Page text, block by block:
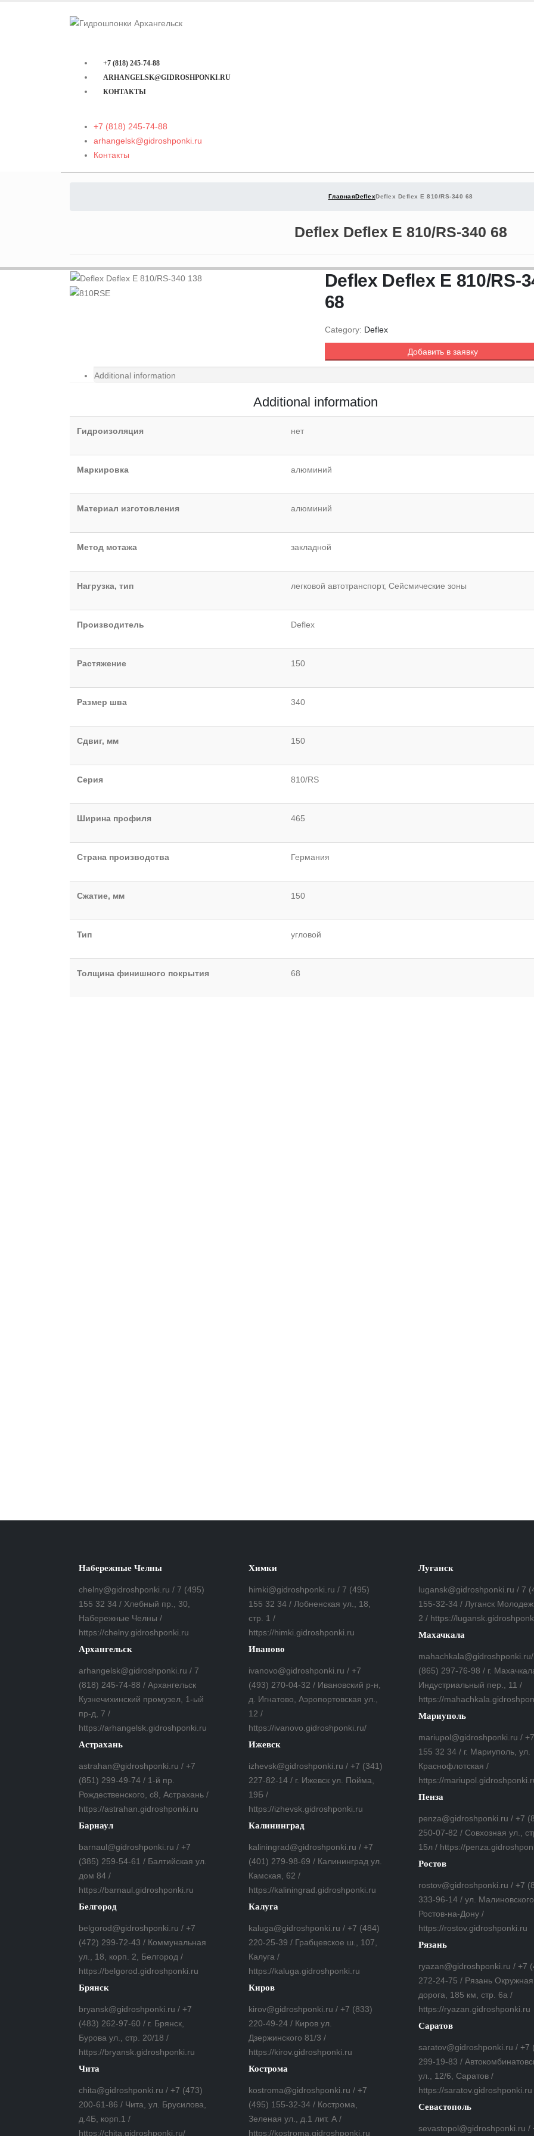
+7 (818) 245-74-88
ARHANGELSK@GIDROSHPONKI.RU
КОНТАКТЫ
+7 (818) 245-74-88
arhangelsk@gidroshponki.ru
Контакты
ГлавнаяDeflexDeflex Deflex E 810/RS-340 68
Deflex Deflex E 810/RS-340 68
Deflex Deflex E 810/RS-
68
Category: Deflex
Добавить в заявку
Additional information
Additional information
Гидроизоляция нет
Маркировка алюминий
Материал изготовления алюминий
Метод мотажа закладной
Нагрузка, тип легковой автотранспорт, Сейсмические зоны
Производитель Deflex
Растяжение 150
Размер шва 340
Сдвиг, мм 150
Серия 810/RS
Ширина профиля 465
Страна производства Германия
Сжатие, мм 150
Тип угловой
Толщина финишного покрытия 68
Набережные Челны
chelny@gidroshponki.ru / 7 (495)
155 32 34 / Хлебный пр., 30,
Набережные Челны /
https://chelny.gidroshponki.ru
Архангельск
arhangelsk@gidroshponki.ru / 7
(818) 245-74-88 / Архангельск
Кузнечихинский промузел, 1-ый
пр-д, 7 /
https://arhangelsk.gidroshponki.ru
Астрахань
astrahan@gidroshponki.ru / +7
(851) 299-49-74 / 1-й пр.
Рождественского, с8, Астрахань /
https://astrahan.gidroshponki.ru
Барнаул
barnaul@gidroshponki.ru / +7
(385) 259-54-61 / Балтийская ул.
дом 84 /
https://barnaul.gidroshponki.ru
Белгород
belgorod@gidroshponki.ru / +7
(472) 299-72-43 / Коммунальная
ул., 18, корп. 2, Белгород /
https://belgorod.gidroshponki.ru
Брянск
bryansk@gidroshponki.ru / +7
(483) 262-97-60 / г. Брянск,
Бурова ул., стр. 20/18 /
https://bryansk.gidroshponki.ru
Чита
chita@gidroshponki.ru / +7 (473)
200-61-86 / Чита, ул. Брусилова,
д.4Б, корп.1 /
https://chita.gidroshponki.ru/
Химки
himki@gidroshponki.ru / 7 (495)
155 32 34 / Лобненская ул., 18,
стр. 1 /
https://himki.gidroshponki.ru
Иваново
ivanovo@gidroshponki.ru / +7
(493) 270-04-32 / Ивановский р-н,
д. Игнатово, Аэропортовская ул.,
12 /
https://ivanovo.gidroshponki.ru/
Ижевск
izhevsk@gidroshponki.ru / +7 (341)
227-82-14 / г. Ижевск ул. Пойма,
19Б /
https://izhevsk.gidroshponki.ru
Калининград
kaliningrad@gidroshponki.ru / +7
(401) 279-98-69 / Калининград ул.
Камская, 62 /
https://kaliningrad.gidroshponki.ru
Калуга
kaluga@gidroshponki.ru / +7 (484)
220-25-39 / Грабцевское ш., 107,
Калуга /
https://kaluga.gidroshponki.ru
Киров
kirov@gidroshponki.ru / +7 (833)
220-49-24 / Киров ул.
Дзержинского 81/3 /
https://kirov.gidroshponki.ru
Кострома
kostroma@gidroshponki.ru / +7
(495) 155-32-34 / Кострома,
Зеленая ул., д.1 лит. А /
https://kostroma.gidroshponki.ru
Луганск
lugansk@gidroshponki.ru / 7
155-32-34 / Луганск
2 / https://
Махачкала
(865) 297-76-98 / г.
Индустриальный пер., 11 /
https://
Мариуполь
mariupol@gidroshponki.ru /
155 32 34 / г. Мариуполь, ул.
Краснофлотская /
https://
Пенза
penza@gidroshponki.ru / +7
250-07-82 / Совхозная ул.,
15л / https://
Ростов
rostov@gidroshponki.ru / +7
333-96-14 / ул.
Ростов-на-Дону /
https://rostov.gidroshponki.ru
Рязань
ryazan@gidroshponki.ru / +7
272-24-75 / Рязань Окружная
дорога, 185 км, стр. 6а /
https://ryazan.gidroshponki.ru
Саратов
saratov@gidroshponki.ru / +7
299-19-83 /
ул., 12/6, Саратов /
https://saratov.gidroshponki.ru
Севастополь
sevastopol@gidroshponki.ru /